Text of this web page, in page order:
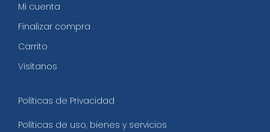
Mi cuenta
Finalizar compra
Carrito
Visítanos
Políticas de Privacidad
Políticas de uso, bienes y servicios